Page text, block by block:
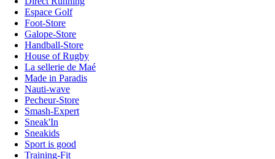
Espace Golf
Foot-Store
Galope-Store
Handball-Store
House of Rugby
La sellerie de Maé
Made in Paradis
Nauti-wave
Pecheur-Store
Smash-Expert
Sneak'In
Sneakids
Sport is good
Training-Fit